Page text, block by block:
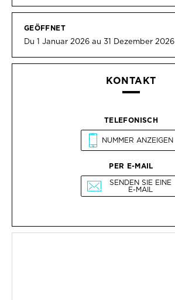
GEÖFFNET
Du 1 Januar 2026 au 31 Dezember 2026
KONTAKT
TELEFONISCH
NUMMER ANZEIGEN
PER E-MAIL
SENDEN SIE EINE
E-MAIL